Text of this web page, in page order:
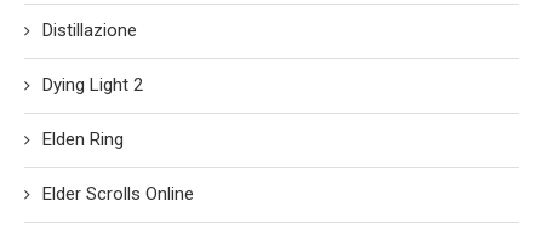
Distillazione
Dying Light 2
Elden Ring
Elder Scrolls Online